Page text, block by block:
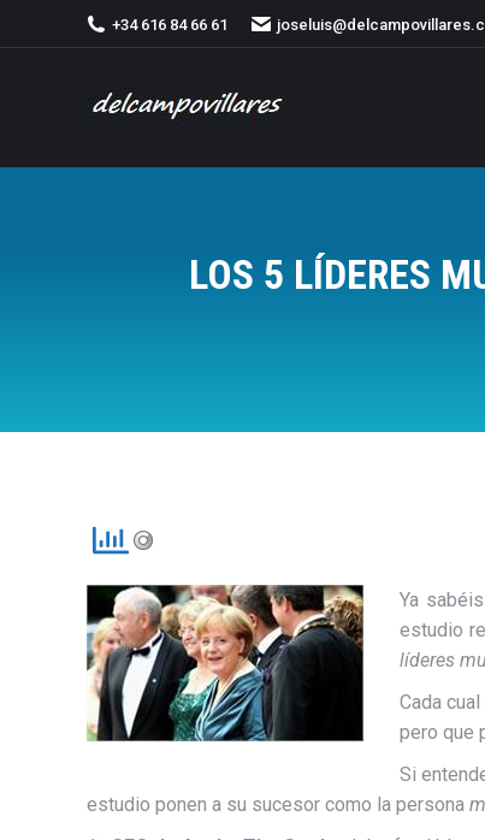
+34 616 84 66 61
LOS 5 LÍDERES
Ya
estudio
líderes
Cada
pero que
Si
estudio ponen a su sucesor como la persona